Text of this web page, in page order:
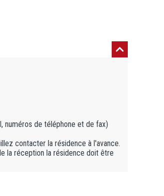
numéros de téléphone et de fax)
contacter la résidence à l'avance.
la réception la résidence doit être